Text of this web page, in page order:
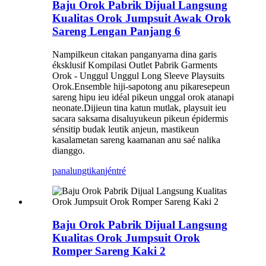
Baju Orok Pabrik Dijual Langsung
Kualitas Orok Jumpsuit Awak Orok
Sareng Lengan Panjang 6
Nampilkeun citakan panganyarna dina garis
éksklusif Kompilasi Outlet Pabrik Garments
Orok - Unggul Unggul Long Sleeve Playsuits
Orok.Ensemble hiji-sapotong anu pikaresepeun
sareng hipu ieu idéal pikeun unggal orok atanapi
neonate.Dijieun tina katun mutlak, playsuit ieu
sacara saksama disaluyukeun pikeun épidermis
sénsitip budak leutik anjeun, mastikeun
kasalametan sareng kaamanan anu saé nalika
dianggo.
panalungtikanjéntré
Baju Orok Pabrik Dijual Langsung
Kualitas Orok Jumpsuit Orok
Romper Sareng Kaki 2